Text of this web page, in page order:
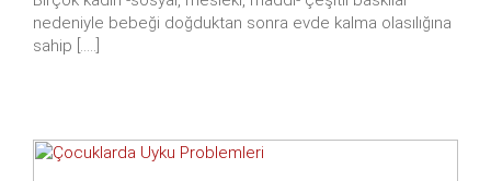
nedeniyle bebeği doğduktan sonra evde kalma olasılığına
sahip [.....]